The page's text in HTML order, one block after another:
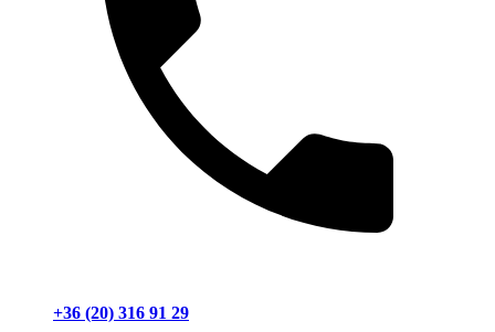
+36 (20) 316 91 29